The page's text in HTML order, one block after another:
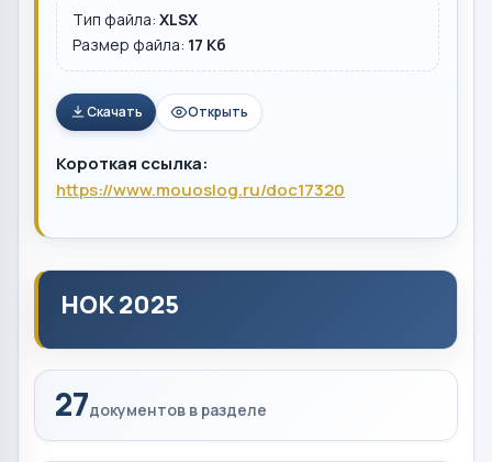
Тип файла: XLSX
Размер файла: 17 Кб
Скачать Открыть
Короткая ссылка:
https://www.mouoslog.ru/doc17320
НОК 2025
27документов в разделе